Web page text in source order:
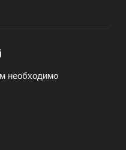
необходимо